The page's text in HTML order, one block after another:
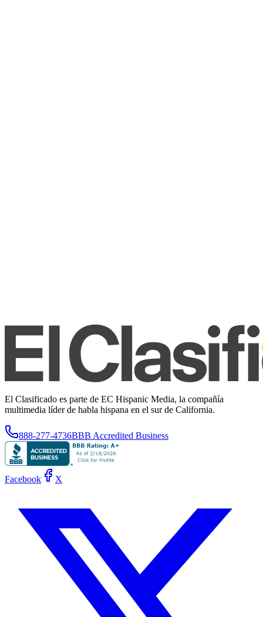
El Clasificado es parte de EC Hispanic Media, la compañía
multimedia líder de habla hispana en el sur de California.
888-277-4736BBB Accredited Business
Facebook X